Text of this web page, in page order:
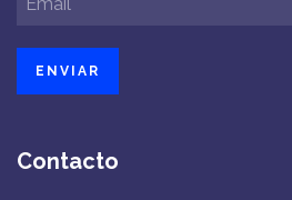
Contacto